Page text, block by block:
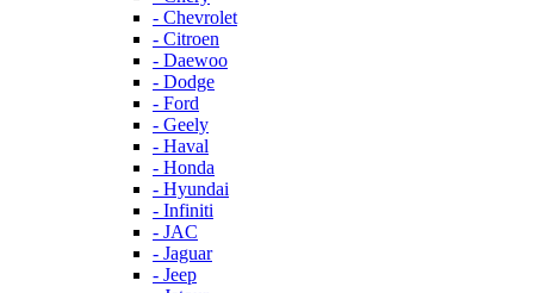
- Chevrolet
- Citroen
- Daewoo
- Dodge
- Ford
- Geely
- Haval
- Honda
- Hyundai
- Infiniti
- JAC
- Jaguar
- Jeep